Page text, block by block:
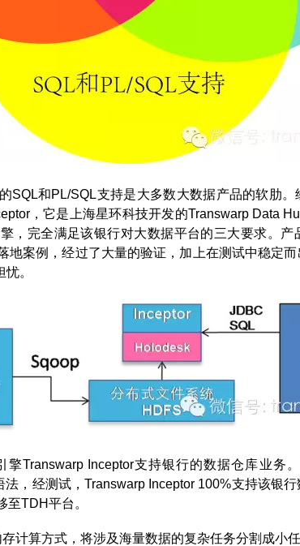
SQL和PL/SQL支持是大多数大数据产品的软肋
，它是上海星环科技开发的Transwarp Data
，完全满足该银行对大数据平台的三大要求。产
地案例，经过了大量的验证，加上在测试中稳定
。
Transwarp Inceptor支持银行的数据仓库业务
，经测试，Transwarp Inceptor 100%支持该银
TDH平台。
计算方式，将涉及海量数据的复杂任务分割成小